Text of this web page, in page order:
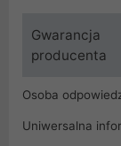
Gwarancja
producenta
Osoba
Uniwersalna